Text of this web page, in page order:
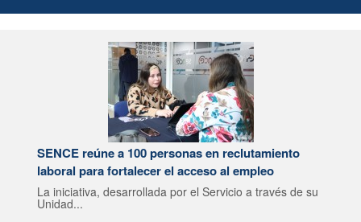
SENCE reúne a 100 personas en reclutamiento
laboral para fortalecer el acceso al empleo
La iniciativa, desarrollada por el Servicio a través de su
Unidad...